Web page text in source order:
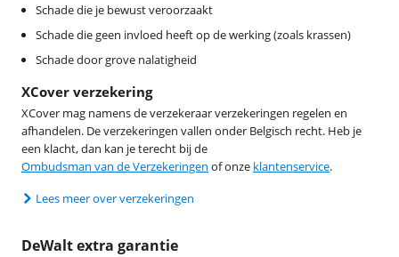
Schade die je bewust veroorzaakt
Schade die geen invloed heeft op de werking (zoals krassen)
Schade door grove nalatigheid
XCover verzekering
XCover mag namens de verzekeraar verzekeringen regelen en
afhandelen. De verzekeringen vallen onder Belgisch recht. Heb je
een klacht, dan kan je terecht bij de
Ombudsman van de Verzekeringen of onze klantenservice.
Lees meer over verzekeringen
DeWalt extra garantie